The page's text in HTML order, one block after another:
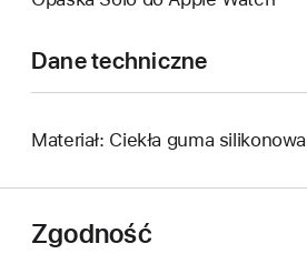
Dane techniczne
Materiał: Ciekła guma silikonowa
Zgodność